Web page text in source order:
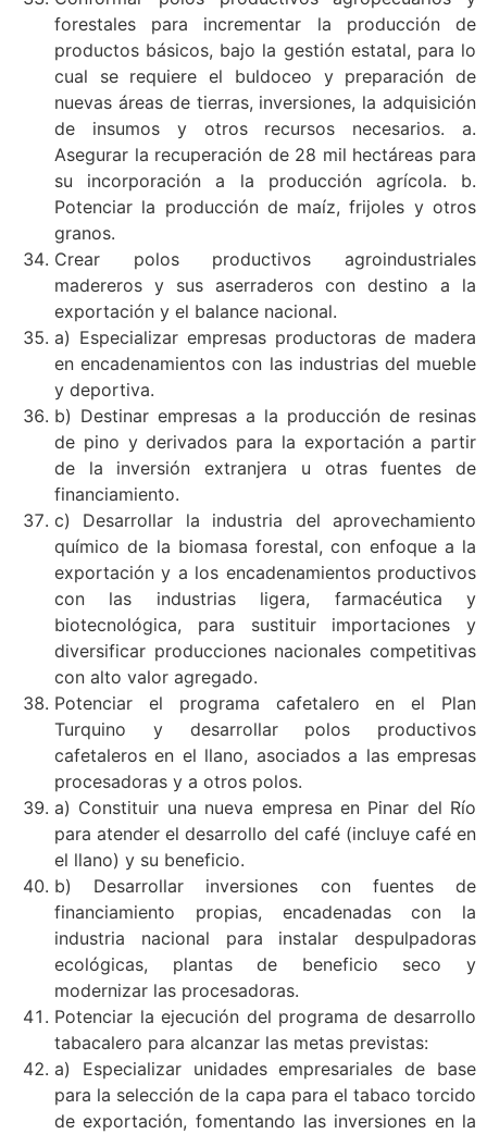
forestales para incrementar la producción de
productos básicos, bajo la gestión estatal, para lo
cual se requiere el buldoceo y preparación de
nuevas áreas de tierras, inversiones, la adquisición
de insumos y otros recursos necesarios. a.
Asegurar la recuperación de 28 mil hectáreas para
su incorporación a la producción agrícola. b.
Potenciar la producción de maíz, frijoles y otros
granos.
Crear polos productivos agroindustriales
madereros y sus aserraderos con destino a la
exportación y el balance nacional.
a) Especializar empresas productoras de madera
en encadenamientos con las industrias del mueble
y deportiva.
b) Destinar empresas a la producción de resinas
de pino y derivados para la exportación a partir
de la inversión extranjera u otras fuentes de
financiamiento.
c) Desarrollar la industria del aprovechamiento
químico de la biomasa forestal, con enfoque a la
exportación y a los encadenamientos productivos
con las industrias ligera, farmacéutica y
biotecnológica, para sustituir importaciones y
diversificar producciones nacionales competitivas
con alto valor agregado.
Potenciar el programa cafetalero en el Plan
Turquino y desarrollar polos productivos
cafetaleros en el llano, asociados a las empresas
procesadoras y a otros polos.
a) Constituir una nueva empresa en Pinar del Río
para atender el desarrollo del café (incluye café en
el llano) y su beneficio.
b) Desarrollar inversiones con fuentes de
financiamiento propias, encadenadas con la
industria nacional para instalar despulpadoras
ecológicas, plantas de beneficio seco y
modernizar las procesadoras.
Potenciar la ejecución del programa de desarrollo
tabacalero para alcanzar las metas previstas:
a) Especializar unidades empresariales de base
para la selección de la capa para el tabaco torcido
de exportación, fomentando las inversiones en la